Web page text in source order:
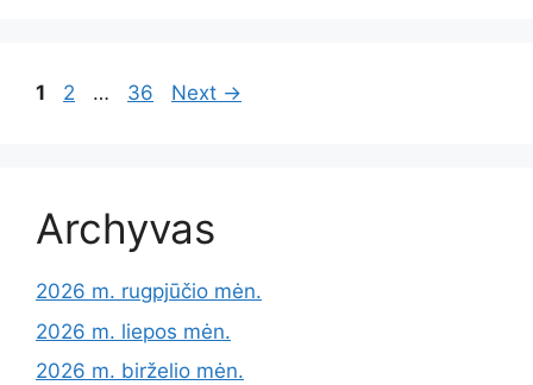
Page
1 Page
2 … Page
36 Next →
Archyvas
2026 m. rugpjūčio mėn.
2026 m. liepos mėn.
2026 m. birželio mėn.